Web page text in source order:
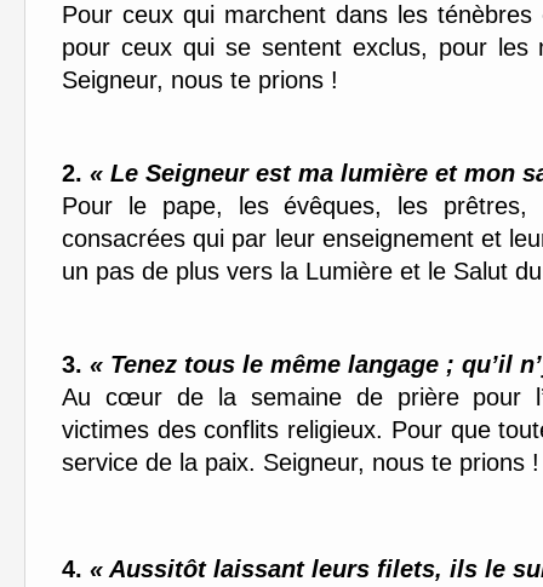
Pour ceux qui marchent dans les
pour ceux qui se sentent exclus, pour
Seigneur, nous te prions !
2. « Le Seigneur est ma lumière et mon
Pour le pape, les évêques, les
consacrées qui par leur enseignement et
un pas de plus vers la Lumière et le Salut
3. « Tenez tous le même langage ; qu’il
Au cœur de la semaine de prière pour
victimes des conflits religieux. Pour que
service de la paix. Seigneur, nous te prions !
4. « Aussitôt laissant leurs filets, ils le